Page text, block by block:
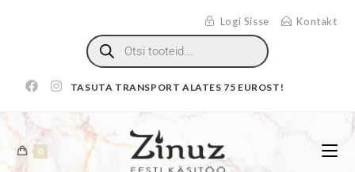
Logi Sisse Kontakt
TASUTA TRANSPORT ALATES 75 EUROST!
0